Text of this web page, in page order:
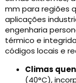
mm para regiões
aplicações
engenharia
térmico e
códigos locais e
Climas
(40°C),